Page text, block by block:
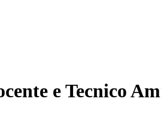
e Tecnico